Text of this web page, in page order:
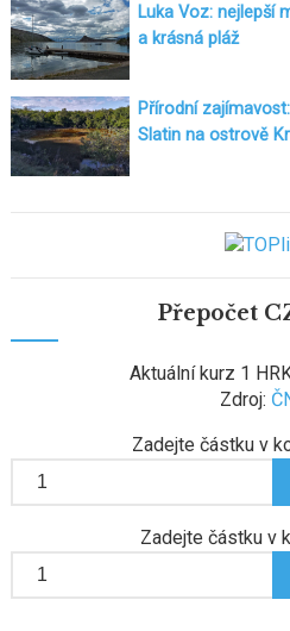
Luka Voz: nejlepší
a krásná pláž
Přírodní
Slatin na ostrově
Přepočet
Aktuální kurz 1
Zdroj:
Zadejte částku v
Zadejte částku v